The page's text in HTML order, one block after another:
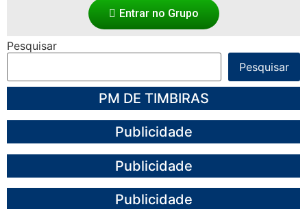
Entrar no Grupo
Pesquisar
Pesquisar
PM DE TIMBIRAS
Publicidade
Publicidade
Publicidade